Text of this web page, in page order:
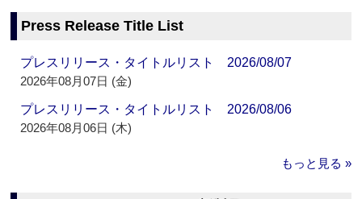
Press Release Title List
プレスリリース・タイトルリスト 2026/08/07
2026年08月07日 (金)
プレスリリース・タイトルリスト 2026/08/06
2026年08月06日 (木)
もっと見る »